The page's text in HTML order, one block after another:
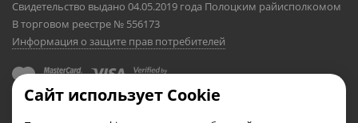
Свидетельство выдано 04.05.2019 года Полоцким райисполкомом
В торговом реестре № 556173
Информация о защите прав потребителей
Сайт использует Cookie